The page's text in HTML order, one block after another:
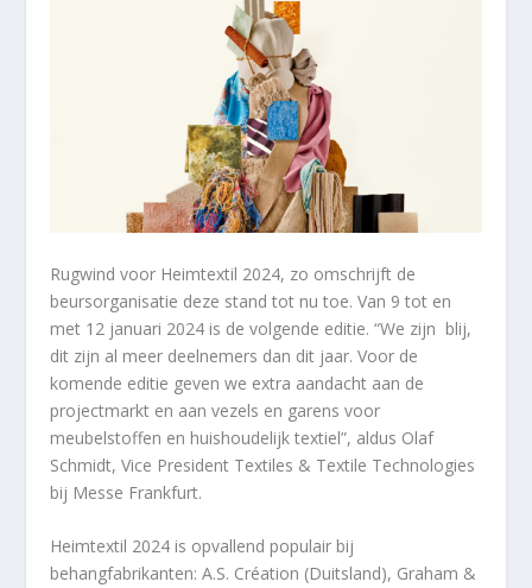
Rugwind voor Heimtextil 2024, zo omschrijft de
beursorganisatie deze stand tot nu toe. Van 9 tot en
met 12 januari 2024 is de volgende editie. “We zijn blij,
dit zijn al meer deelnemers dan dit jaar. Voor de
komende editie geven we extra aandacht aan de
projectmarkt en aan vezels en garens voor
meubelstoffen en huishoudelijk textiel”, aldus Olaf
Schmidt, Vice President Textiles & Textile Technologies
bij Messe Frankfurt.
Heimtextil 2024 is opvallend populair bij
behangfabrikanten: A.S. Création (Duitsland), Graham &